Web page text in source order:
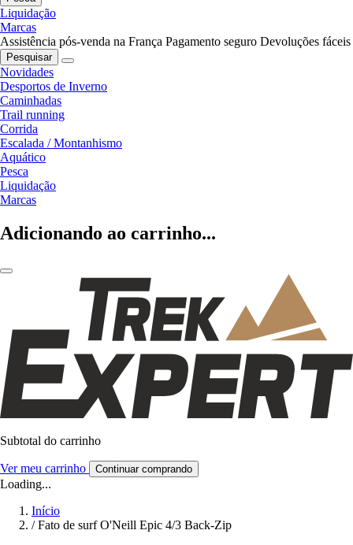
Liquidação
Marcas
Assistência pós-venda na França Pagamento seguro Devoluções fáceis
Pesquisar
Novidades
Desportos de Inverno
Caminhadas
Trail running
Corrida
Escalada / Montanhismo
Aquático
Pesca
Liquidação
Marcas
Adicionando ao carrinho...
Subtotal do carrinho
Ver meu carrinho Continuar comprando
Loading...
Início
/ Fato de surf O'Neill Epic 4/3 Back-Zip